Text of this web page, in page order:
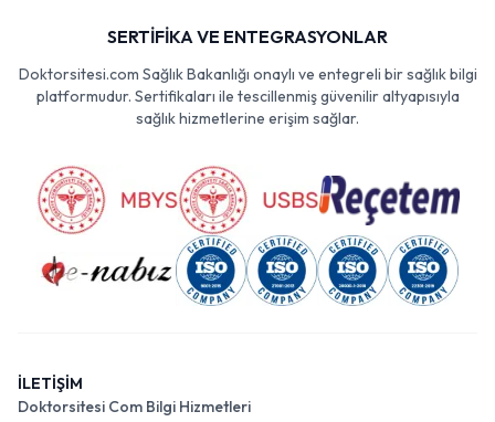
SERTİFİKA VE ENTEGRASYONLAR
Doktorsitesi.com Sağlık Bakanlığı onaylı ve entegreli bir sağlık bilgi
platformudur. Sertifikaları ile tescillenmiş güvenilir altyapısıyla
sağlık hizmetlerine erişim sağlar.
İLETİŞİM
Doktorsitesi Com Bilgi Hizmetleri